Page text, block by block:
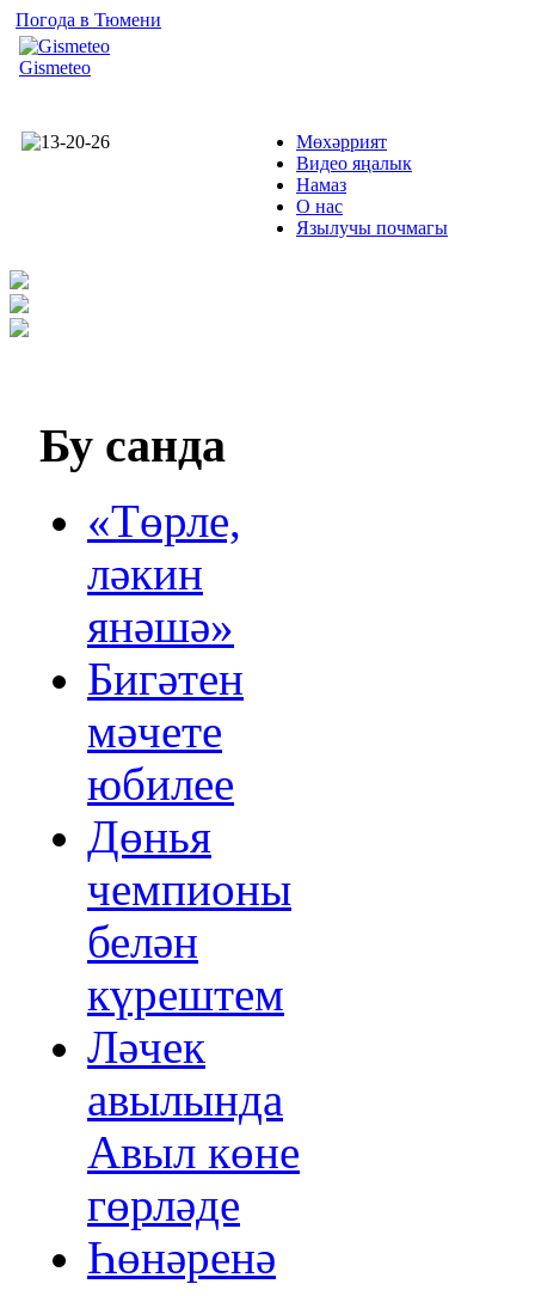
Погода в Тюмени
Gismeteo
Мөхәррият
Видео яңалык
Намаз
О нас
Язылучы почмагы
Бу санда
«Төрле,
ләкин
янәшә»
Бигәтен
мәчете
юбилее
Дөнья
чемпионы
белән
күрештем
Ләчек
авылында
Авыл көне
гөрләде
Һөнәренә